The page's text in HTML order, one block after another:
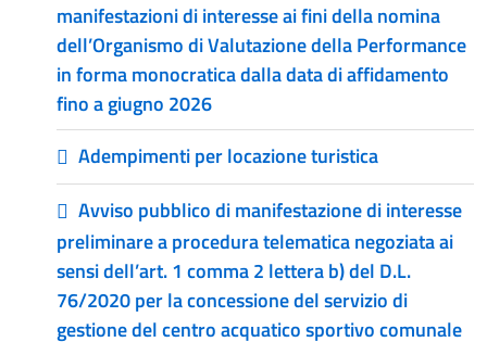
manifestazioni di interesse ai fini della nomina
dell’Organismo di Valutazione della Performance
in forma monocratica dalla data di affidamento
fino a giugno 2026
Adempimenti per locazione turistica
Avviso pubblico di manifestazione di interesse
preliminare a procedura telematica negoziata ai
sensi dell’art. 1 comma 2 lettera b) del D.L.
76/2020 per la concessione del servizio di
gestione del centro acquatico sportivo comunale